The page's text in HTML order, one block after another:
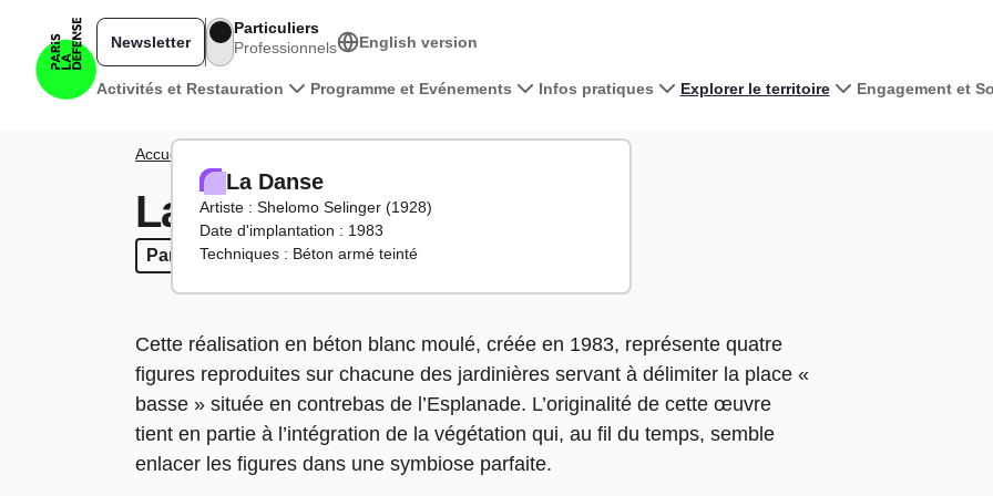
Navigation principale
Activités et Restauration Programme et Evénements Infos pratiques Explorer le territoire Engagement et
Newsletter
Particuliers
Professionnels
English version
Fil d'Ariane
Accueil
La Danse
Parcours Takis
Parcours Takis
La Danse
Artiste : Shelomo Selinger (1928)
Date d'implantation : 1983
Techniques : Béton armé teinté
Cette réalisation en béton blanc moulé, créée en 1983, représente quatre
figures reproduites sur chacune des jardinières servant à délimiter la place «
basse » située en contrebas de l’Esplanade. L’originalité de cette œuvre
tient en partie à l’intégration de la végétation qui, au fil du temps, semble
enlacer les figures dans une symbiose parfaite.